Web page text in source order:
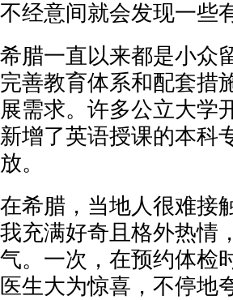
不经意间就会发现一些
希腊一直以来都是小众
完善教育体系和配套措
展需求。许多公立大学
新增了英语授课的本科
放。
在希腊，当地人很难接
我充满好奇且格外热情
气。一次，在预约体检
医生大为惊喜，不停地